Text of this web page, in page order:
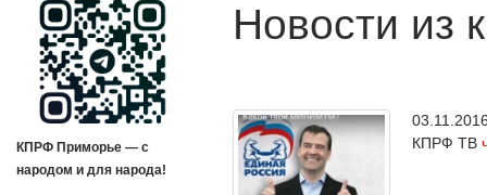
КПРФ Приморье — с
народом и для народа!
Новости из
КПРФ ТВ